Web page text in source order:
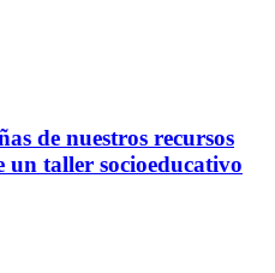
de nuestros recursos
un taller socioeducativo